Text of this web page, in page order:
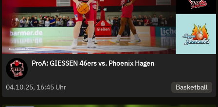
ProA: GIESSEN 46ers vs. Phoenix Hagen
04.10.25, 16:45 Uhr Basketball